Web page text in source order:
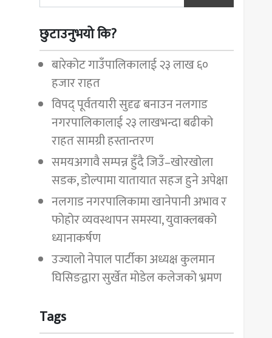
छुटाउनुभयो कि?
बारेकोट गाउँपालिकालाई २३ लाख ६०
हजार राहत
विपद् पूर्वतयारी सुदृढ बनाउन नलगाड
नगरपालिकालाई २३ लाखभन्दा बढीको
राहत सामग्री हस्तान्तरण
समयअगावै सम्पन्न हुँदै जिउँ–खोरखोला
सडक, डोल्पामा यातायात सहज हुने अपेक्षा
नलगाड नगरपालिकामा खानेपानी अभाव र
फोहोर व्यवस्थापन समस्या, युवाक्लबको
ध्यानाकर्षण
उज्यालो नेपाल पार्टीका अध्यक्ष कुलमान
घिसिङद्वारा सुर्खेत मोडेल कलेजको भ्रमण
Tags